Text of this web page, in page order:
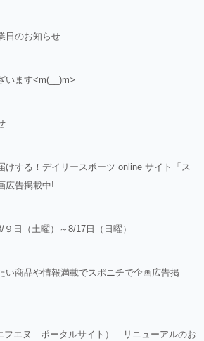
日のお知らせ
います<m(__)m>
けする！デイリースポーツ online サイト「ス
広告掲載中!
日（土曜）～8/17日（日曜）
い商品や情報満載でスポニチで企画広告掲
フエヌ ポータルサイト） リニューアルのお